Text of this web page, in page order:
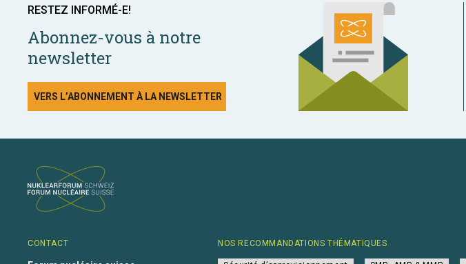
RESTEZ INFORMÉ-E!
Abonnez-vous à notre
newsletter
VERS L’ABONNEMENT À LA NEWSLETTER
CONTACT NOS RECOMMANDATIONS THÉMATIQUES